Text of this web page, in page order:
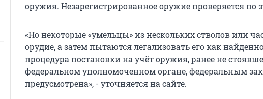
оружия. Незарегистрированное оружие проверяется по
«Но некоторые «умельцы» из нескольких стволов или
орудие, а затем пытаются легализовать его как
процедура постановки на учёт оружия, ранее не
федеральном уполномоченном органе, федеральным
предусмотрена», - уточняется на сайте.